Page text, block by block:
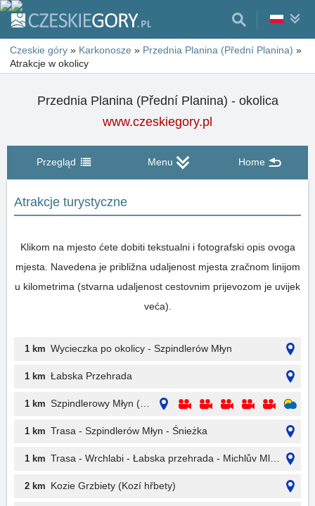
Czeskie góry » Karkonosze » Przednia Planina (Přední Planina) »
Atrakcje w okolicy
Przednia Planina (Přední Planina) - okolica
www.czeskiegory.pl
Przegląd Menu Home
Atrakcje turystyczne
Klikom na mjesto ćete dobiti tekstualni i fotografski opis ovoga
mjesta. Navedena je približna udaljenost mjesta zračnom linijom
u kilometrima (stvarna udaljenost cestovnim prijevozom je uvijek
veća).
1 km Wycieczka po okolicy - Szpindlerów Młyn
1 km Łabska Przehrada
1 km Szpindlerowy Młyn (Špindlerův Mlýn)
1 km Trasa - Szpindlerów Młyn - Śnieżka
1 km Trasa - Wrchlabi - Łabska przehrada - Michlův Mlýn
2 km Kozie Grzbiety (Kozí hřbety)